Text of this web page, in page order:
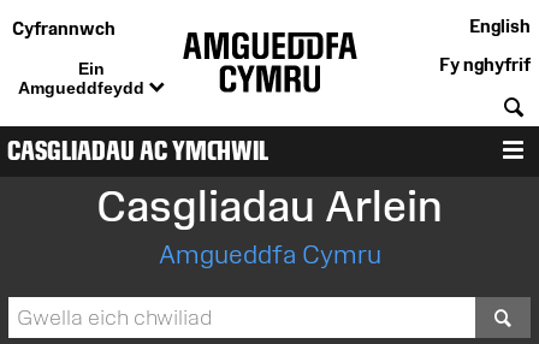
Cyfrannwch
Ein
Amgueddfeydd
English
Fy nghyfrif
CASGLIADAU AC YMCHWIL
Casgliadau Arlein
Amgueddfa Cymru